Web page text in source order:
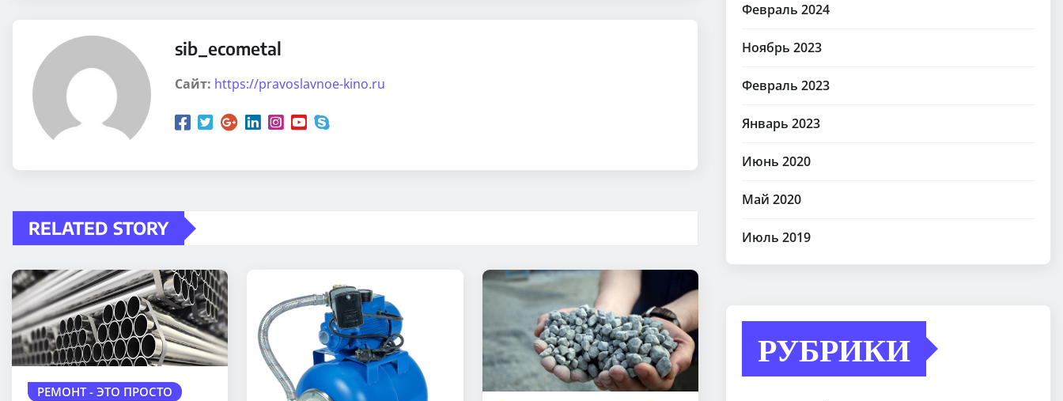
sib_ecometal
Сайт: https://pravoslavnoe-kino.ru
RELATED STORY
РЕМОНТ - ЭТО ПРОСТО
Февраль 2024
Ноябрь 2023
Февраль 2023
Январь 2023
Июнь 2020
Май 2020
Июль 2019
РУБРИКИ